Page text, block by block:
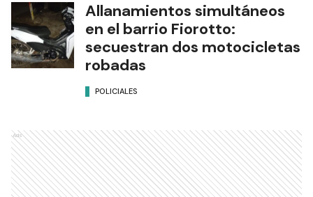
Allanamientos simultáneos
en el barrio Fiorotto:
secuestran dos motocicletas
robadas
POLICIALES
Ads